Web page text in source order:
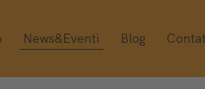
News&Eventi Blog